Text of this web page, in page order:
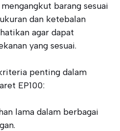
barang sesuai
dan ketebalan
agar dapat
yang sesuai.
penting dalam
EP100:
lama dalam berbagai